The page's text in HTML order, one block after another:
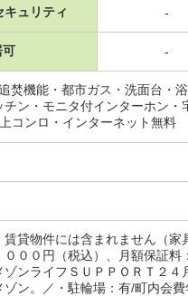
キュリティ -
可 -
焚機能・都市ガス・洗面台・
ン・モニタ付インターホン・
コンロ・インターネット無料
貸物件には含まれません（家
００円（税込）、月額保証料
ンライフＳＵＰＰＯＲＴ２４
ン。／・駐輪場：有/町内会費